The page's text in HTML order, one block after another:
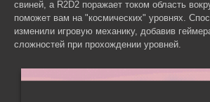
свиней, а R2D2 поражает током область
поможет вам на "космических" уровнях.
изменили игровую механику, добавив
сложностей при прохождении уровней.